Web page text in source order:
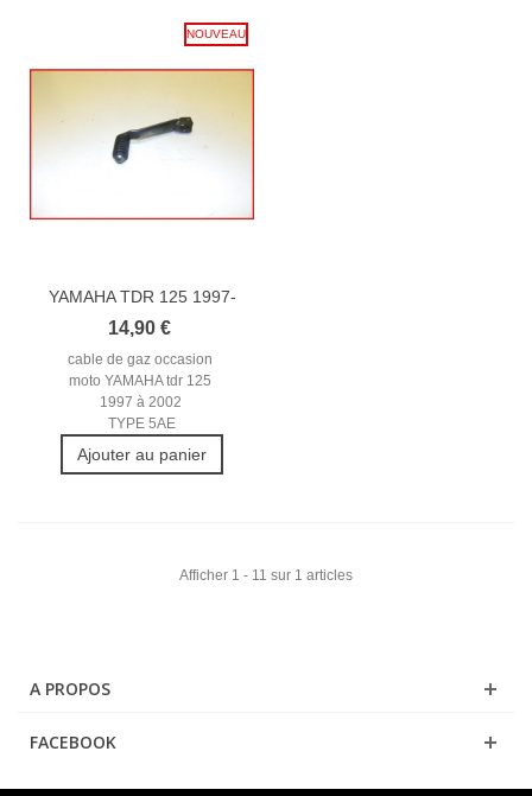
NOUVEAU
YAMAHA TDR 125 1997-
2002...
14,90 €
cable de gaz occasion
moto YAMAHA tdr 125
1997 à 2002
TYPE 5AE
Ajouter au panier
Afficher 1 - 11 sur 1 articles
A PROPOS
FACEBOOK